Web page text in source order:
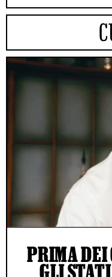
PRIMA DEI
GLI